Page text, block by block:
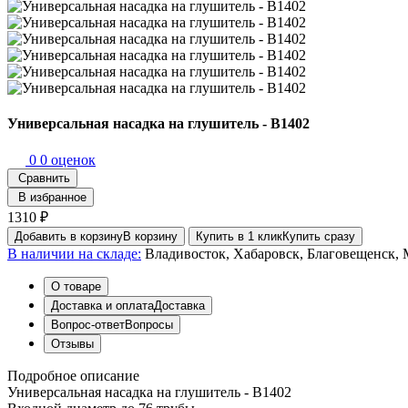
Универсальная насадка на глушитель - B1402
0 0 оценок
Сравнить
В избранное
1310 ₽
Добавить в корзинуВ корзину Купить в 1 кликКупить сразу
В наличии на складе: Владивосток, Хабаровск, Благовещенск,
О товаре
Доставка и оплатаДоставка
Вопрос-ответВопросы
Отзывы
Подробное описание
Универсальная насадка на глушитель - B1402